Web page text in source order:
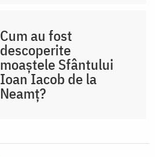
Cum au fost
descoperite
moaștele Sfântului
Ioan Iacob de la
Neamț?